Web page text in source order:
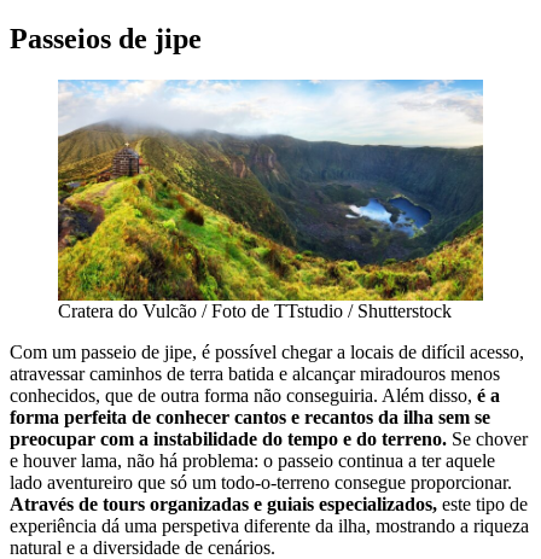
Passeios de jipe
Cratera do Vulcão / Foto de TTstudio / Shutterstock
Com um passeio de jipe, é possível chegar a locais de difícil acesso,
atravessar caminhos de terra batida e alcançar miradouros menos
conhecidos, que de outra forma não conseguiria. Além disso, é a
forma perfeita de conhecer cantos e recantos da ilha sem se
preocupar com a instabilidade do tempo e do terreno. Se chover
e houver lama, não há problema: o passeio continua a ter aquele
lado aventureiro que só um todo-o-terreno consegue proporcionar.
Através de tours organizadas e guiais especializados, este tipo de
experiência dá uma perspetiva diferente da ilha, mostrando a riqueza
natural e a diversidade de cenários.